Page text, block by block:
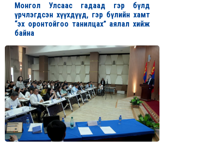
Монгол Улсаас гадаад гэр бүлд
үрчлэгдсэн хүүхдүүд, гэр бүлийн хамт
“эх оронтойгоо танилцах” аялал хийж
байна